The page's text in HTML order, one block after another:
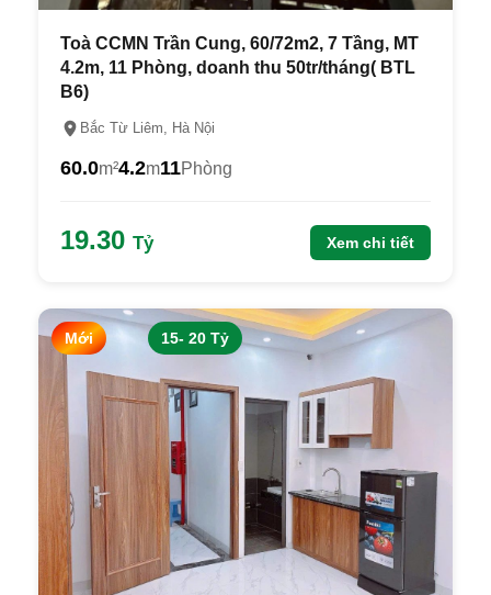
Toà CCMN Trần Cung, 60/72m2, 7 Tầng, MT
4.2m, 11 Phòng, doanh thu 50tr/tháng( BTL
B6)
Bắc Từ Liêm, Hà Nội
60.0m²4.2m11Phòng
19.30 Tỷ Xem chi tiết
Mới 15- 20 Tỷ